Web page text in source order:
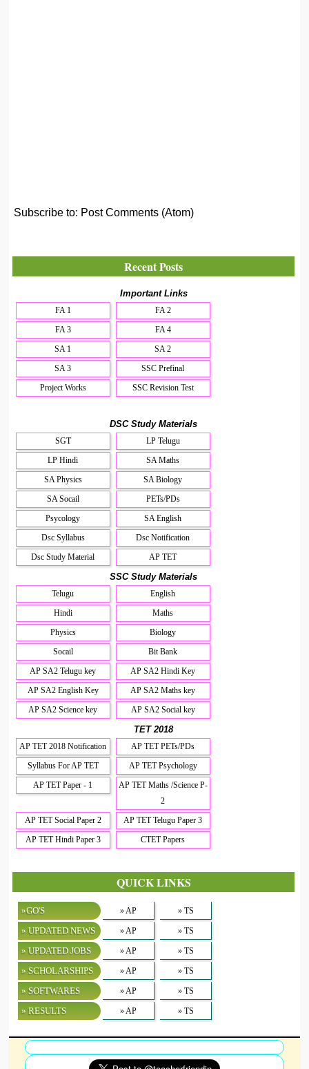
Subscribe to: Post Comments (Atom)
Recent Posts
Important Links
FA 1
FA 2
FA 3
FA 4
SA 1
SA 2
SA 3
SSC Prefinal
Project Works
SSC Revision Test
DSC Study Materials
SGT
LP Telugu
LP Hindi
SA Maths
SA Physics
SA Biology
SA Socail
PETs/PDs
Psycology
SA English
Dsc Syllabus
Dsc Notification
Dsc Study Material
AP TET
SSC Study Materials
Telugu
English
Hindi
Maths
Physics
Biology
Socail
Bit Bank
AP SA2 Telugu key
AP SA2 Hindi Key
AP SA2 English Key
AP SA2 Maths key
AP SA2 Science key
AP SA2 Social key
TET 2018
AP TET 2018 Notification
AP TET PETs/PDs
Syllabus For AP TET
AP TET Psychology
AP TET Paper - 1
AP TET Maths /Science P-
2
AP TET Social Paper 2
AP TET Telugu Paper 3
AP TET Hindi Paper 3
CTET Papers
QUICK LINKS
»GO'S » AP » TS
» UPDATED NEWS » AP » TS
» UPDATED JOBS » AP » TS
» SCHOLARSHIPS » AP » TS
» SOFTWARES » AP » TS
» RESULTS » AP » TS